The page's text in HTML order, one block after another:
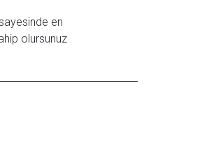
en
olursunuz